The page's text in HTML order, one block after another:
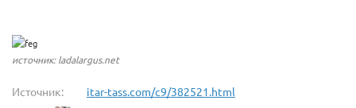
источник: ladalargus.net
Источник: itar-tass.com/c9/382521.html